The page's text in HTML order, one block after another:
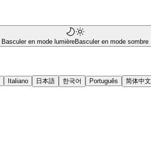
Basculer en mode lumièreBasculer en mode sombre
Italiano 日本語 한국어 Português 简体中文